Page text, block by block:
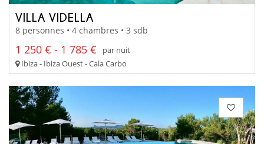
VILLA VIDELLA
8 personnes • 4 chambres • 3 sdb
1 250 € - 1 785 €
par nuit
Ibiza - Ibiza Ouest - Cala Carbo